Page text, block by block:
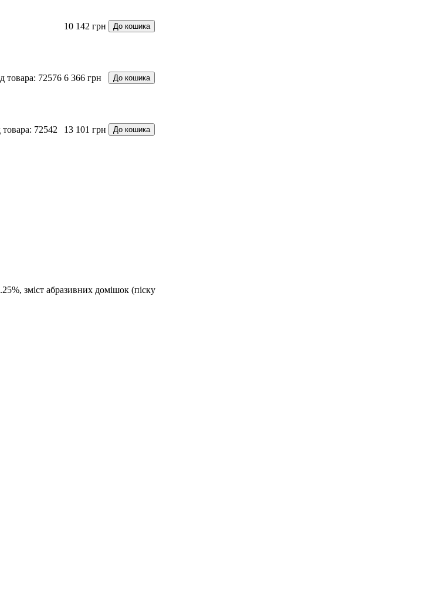
10 142 грн До кошика
товара: 72576 6 366 грн До кошика
72542 13 101 грн До кошика
зміст абразивних домішок (піску